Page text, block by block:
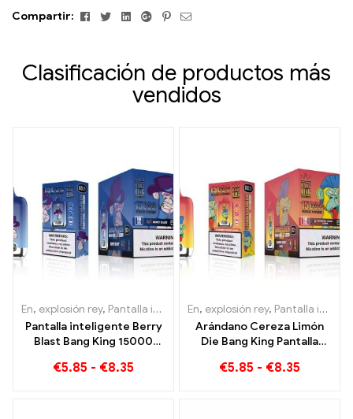
Compartir:
FacebookGorjeoLinkedInGoogle+Pinterest
Correo
Clasificación de productos más
vendidos
En, explosión rey, Pantalla inteligente Bang King 15000 Soplo ,
Pantalla inteligente Berry
Blast Bang King 15000
desechable de nueva
€5.85 - €8.35
En, explosión rey, Pantalla inteligente Bang King 15000 Soplo
Arándano Cereza Limón
Die Bang King Pantalla
Una descripción general
€5.85 - €8.35